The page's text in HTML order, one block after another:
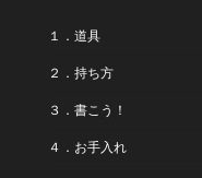
１．道具
２．持ち方
３．書こう！
４．お手入れ